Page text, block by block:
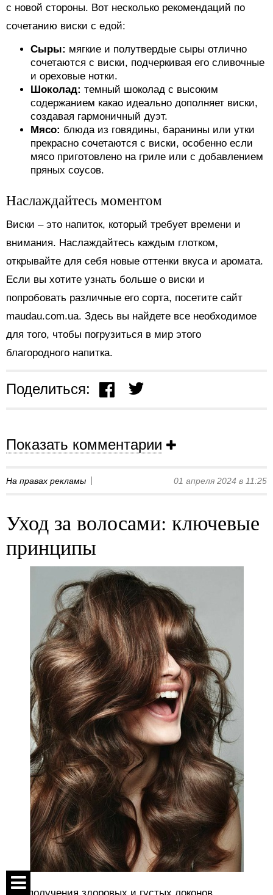
с новой стороны. Вот несколько рекомендаций по
сочетанию виски с едой:
Сыры: мягкие и полутвердые сыры отлично
сочетаются с виски, подчеркивая его сливочные
и ореховые нотки.
Шоколад: темный шоколад с высоким
содержанием какао идеально дополняет виски,
создавая гармоничный дуэт.
Мясо: блюда из говядины, баранины или утки
прекрасно сочетаются с виски, особенно если
мясо приготовлено на гриле или с добавлением
пряных соусов.
Наслаждайтесь моментом
Виски – это напиток, который требует времени и
внимания. Наслаждайтесь каждым глотком,
открывайте для себя новые оттенки вкуса и аромата.
Если вы хотите узнать больше о виски и
попробовать различные его сорта, посетите сайт
maudau.com.ua. Здесь вы найдете все необходимое
для того, чтобы погрузиться в мир этого
благородного напитка.
Поделиться:
Показать комментарии
На правах рекламы 01 апреля 2024 в 11:25
Уход за волосами: ключевые
принципы